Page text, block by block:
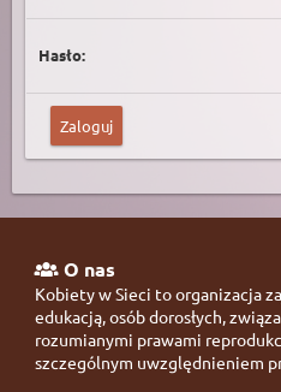
Hasło:
O nas
Kobiety w Sieci to organizacja
edukacją, osób dorosłych,
rozumianymi prawami
szczególnym uwzględnieniem